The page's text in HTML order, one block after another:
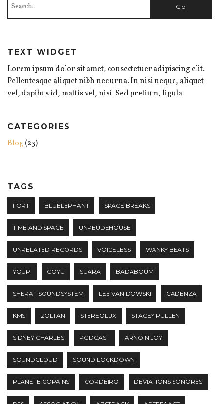
TEXT WIDGET
Lorem ipsum dolor sit amet, consectetuer adipiscing elit.
Pellentesque aliquet nibh nec urna. In nisi neque, aliquet
vel, dapibus id, mattis vel, nisi. Sed pretium, ligula.
CATEGORIES
Blog (23)
TAGS
FORT BLUELEPHANT SPACE BREAKS
TIME AND SPACE UNPEUDEHOUSE
UNRELATED RECORDS VOICELESS WANKY BEATS
YOUPI COYU SUARA BADABOUM
SHERAF SOUNDSYSTEM LEE VAN DOWSKI CADENZA
KMS ZOLTAN STEREOLUX STACEY PULLEN
SIDNEY CHARLES PODCAST ARNO N'JOY
SOUNDCLOUD SOUND LOCKDOWN
PLANETE COPAINS CORDEIRO DEVIATIONS SONORES